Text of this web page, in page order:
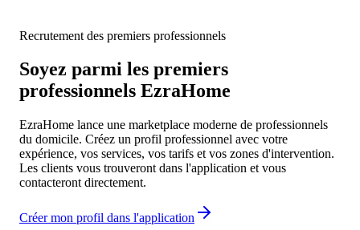
Recrutement des premiers professionnels
Soyez parmi les premiers
professionnels EzraHome
EzraHome lance une marketplace moderne de professionnels
du domicile. Créez un profil professionnel avec votre
expérience, vos services, vos tarifs et vos zones d'intervention.
Les clients vous trouveront dans l'application et vous
contacteront directement.
Créer mon profil dans l'application